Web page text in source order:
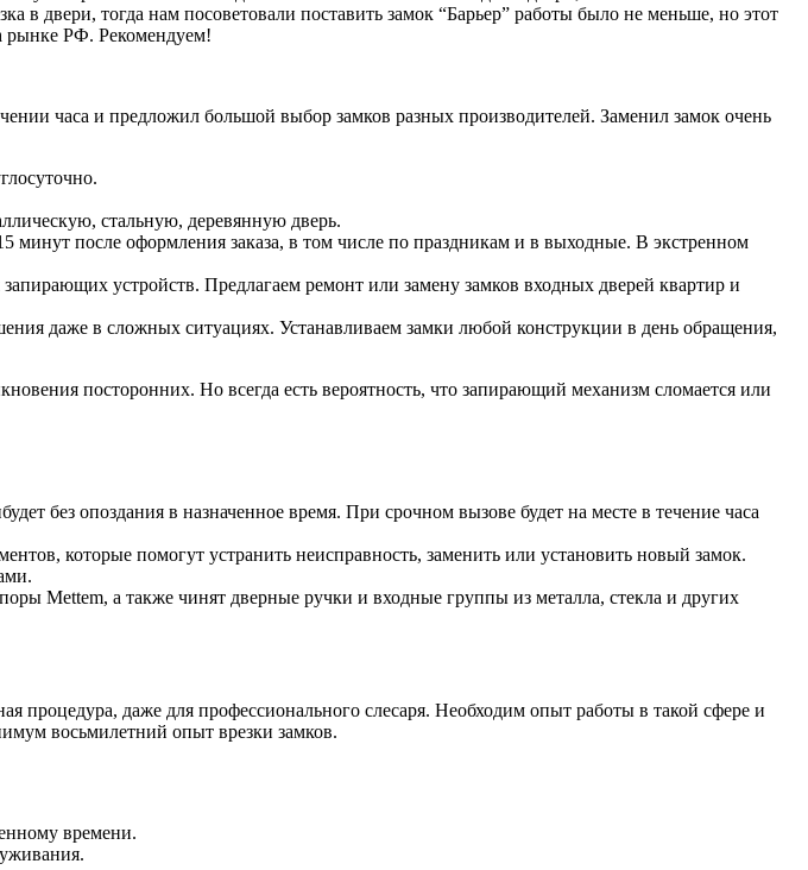
в двери, тогда нам посоветовали поставить замок “Барьер” работы было не меньше, но этот
рынке РФ. Рекомендуем!
часа и предложил большой выбор замков разных производителей. Заменил замок очень
стальную, деревянную дверь.
минут после оформления заказа, в том числе по праздникам и в выходные. В экстренном
устройств. Предлагаем ремонт или замену замков входных дверей квартир и
даже в сложных ситуациях. Устанавливаем замки любой конструкции в день обращения,
посторонних. Но всегда есть вероятность, что запирающий механизм сломается или
без опоздания в назначенное время. При срочном вызове будет на месте в течение часа
которые помогут устранить неисправность, заменить или установить новый замок.
Mettem, а также чинят дверные ручки и входные группы из металла, стекла и других
процедура, даже для профессионального слесаря. Необходим опыт работы в такой сфере и
восьмилетний опыт врезки замков.
времени.